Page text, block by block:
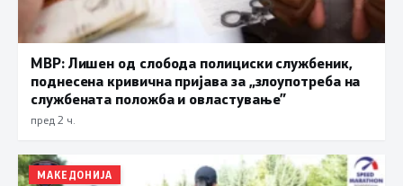
МВР: Лишен од слобода полициски службеник,
поднесена кривична пријава за „злоупотреба на
службената положба и овластување”
пред 2 ч.
МАКЕДОНИЈА